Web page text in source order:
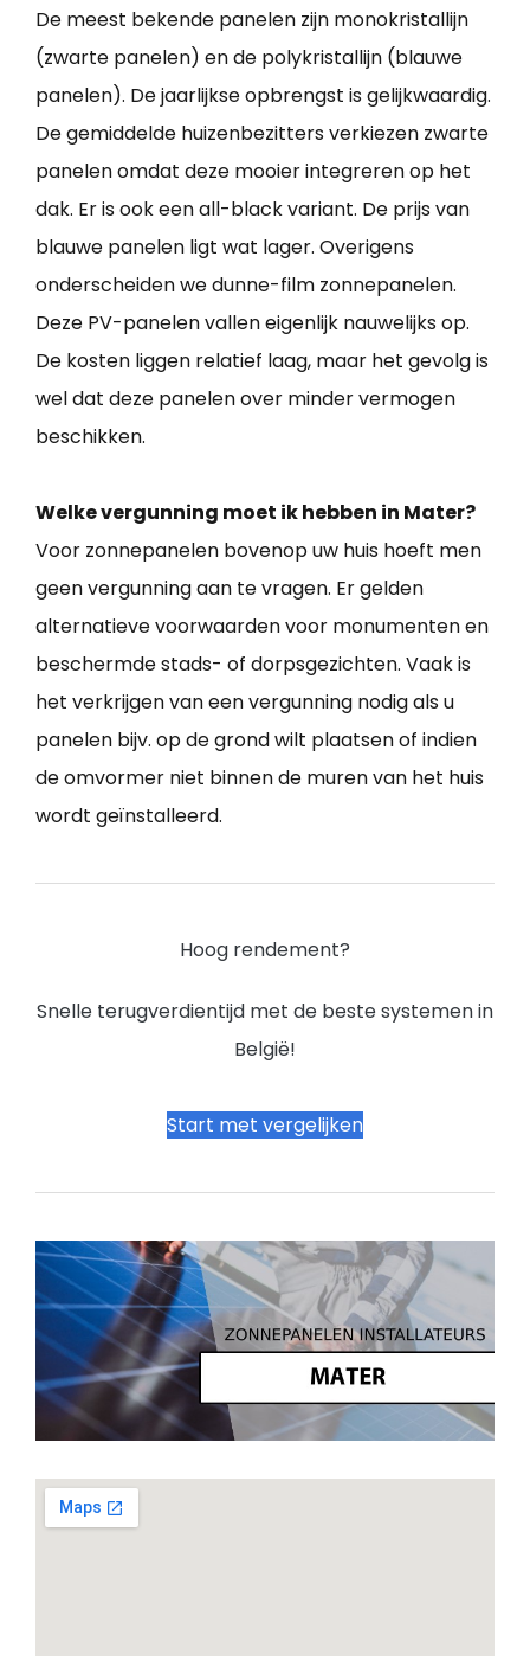
De meest bekende panelen zijn monokristallijn
(zwarte panelen) en de polykristallijn (blauwe
panelen). De jaarlijkse opbrengst is gelijkwaardig.
De gemiddelde huizenbezitters verkiezen zwarte
panelen omdat deze mooier integreren op het
dak. Er is ook een all-black variant. De prijs van
blauwe panelen ligt wat lager. Overigens
onderscheiden we dunne-film zonnepanelen.
Deze PV-panelen vallen eigenlijk nauwelijks op.
De kosten liggen relatief laag, maar het gevolg is
wel dat deze panelen over minder vermogen
beschikken.
Welke vergunning moet ik hebben in Mater?
Voor zonnepanelen bovenop uw huis hoeft men
geen vergunning aan te vragen. Er gelden
alternatieve voorwaarden voor monumenten en
beschermde stads- of dorpsgezichten. Vaak is
het verkrijgen van een vergunning nodig als u
panelen bijv. op de grond wilt plaatsen of indien
de omvormer niet binnen de muren van het huis
wordt geïnstalleerd.
Hoog rendement?
Snelle terugverdientijd met de beste systemen in
België!
Start met vergelijken